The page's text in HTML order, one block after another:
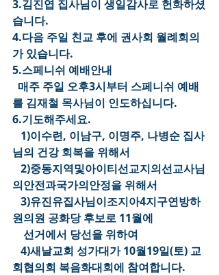
3.김진엽 집사님이 생일감사로 헌화하셨
습니다.
4.다음 주일 친교 후에 권사회 월례회의
가 있습니다.
5.스페니쉬 예배안내
매주 주일 오후3시부터 스페니쉬 예배
를 김재철 목사님이 인도하십니다.
6.기도해주세요.
1)이수련, 이남구, 이명주, 나병순 집사
님의 건강 회복을 위해서
2)중동지역및아이티선교지의선교사님
의안전과국가의안정을 위해서
3)유진유집사님이조지아4지구연방하
원의원 공화당 후보로 11월에
선거에서 당선을 위하여
4)새날교회 성가대가 10월19일(토) 교
회협의회 복음화대회에 참여합니다.